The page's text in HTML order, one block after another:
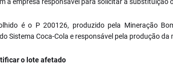
é o P 200126, produzido pela Mineração
Sistema Coca-Cola e responsável pela produção
o lote afetado